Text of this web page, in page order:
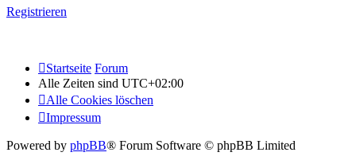
Registrieren
Startseite Forum
Alle Zeiten sind UTC+02:00
Alle Cookies löschen
Impressum
Powered by phpBB® Forum Software © phpBB Limited